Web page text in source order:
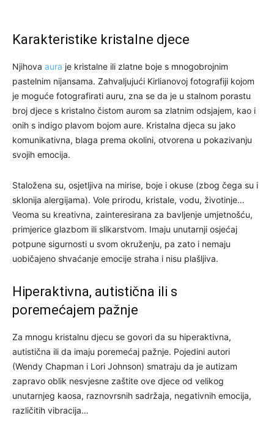
Karakteristike kristalne djece
Njihova aura je kristalne ili zlatne boje s mnogobrojnim
pastelnim nijansama. Zahvaljujući Kirlianovoj fotografiji kojom
je moguće fotografirati auru, zna se da je u stalnom porastu
broj djece s kristalno čistom aurom sa zlatnim odsjajem, kao i
onih s indigo plavom bojom aure. Kristalna djeca su jako
komunikativna, blaga prema okolini, otvorena u pokazivanju
svojih emocija.
Staložena su, osjetljiva na mirise, boje i okuse (zbog čega su i
sklonija alergijama). Vole prirodu, kristale, vodu, životinje…
Veoma su kreativna, zainteresirana za bavljenje umjetnošću,
primjerice glazbom ili slikarstvom. Imaju unutarnji osjećaj
potpune sigurnosti u svom okruženju, pa zato i nemaju
uobičajeno shvaćanje emocije straha i nisu plašljiva.
Hiperaktivna, autistična ili s
poremećajem pažnje
Za mnogu kristalnu djecu se govori da su hiperaktivna,
autistična ili da imaju poremećaj pažnje. Pojedini autori
(Wendy Chapman i Lori Johnson) smatraju da je autizam
zapravo oblik nesvjesne zaštite ove djece od velikog
unutarnjeg kaosa, raznovrsnih sadržaja, negativnih emocija,
različitih vibracija…